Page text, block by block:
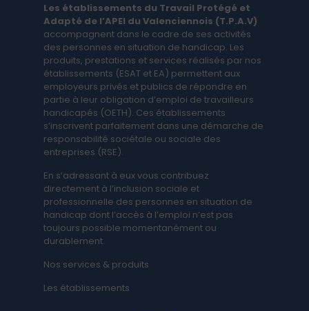
Les établissements du Travail Protégé et
Adapté de l’APEI du Valenciennois ​(T.P.A.V)
accompagnent dans le cadre de ses activités
des personnes en situation de handicap. Les ​
produits, ​prestations et services réalisés par nos
établissements (ESAT et EA) ​permettent aux ​
employeurs privés et publics de répondre ​en
partie à leur obligation d’emploi de travailleurs
handicapés ​(OETH). Ces établissements
s’inscrivent parfaitement dans une démarche de
responsabilité sociétale ou sociale des
entreprises (RSE).
En s’adressant à eux vous contribuez
directement à l’inclusion sociale et
professionnelle des personnes en situation de
handicap dont l’accès à l’emploi n’est pas
toujours possible momentanément ou
durablement.
Nos services & produits
Les établissements